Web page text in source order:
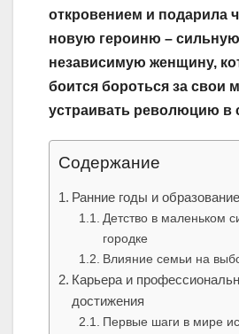
откровением и подарила
новую героиню –
независимую женщину,
боится бороться за свои
устраивать революцию в
Содержание
Ранние годы и образование
Детство в маленьком
городке
Влияние семьи на
Карьера и
достижения
Первые шаги в мире